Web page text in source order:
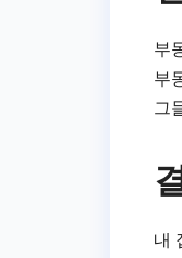
부
부
그
내